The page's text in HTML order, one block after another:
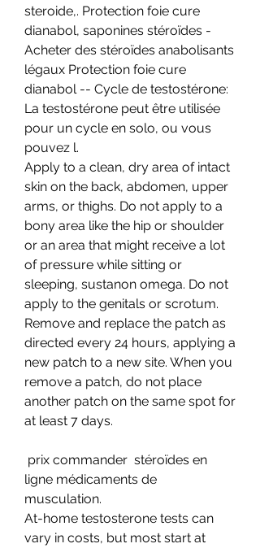
steroide,. Protection foie cure
dianabol, saponines stéroïdes -
Acheter des stéroïdes anabolisants
légaux Protection foie cure
dianabol -- Cycle de testostérone:
La testostérone peut être utilisée
pour un cycle en solo, ou vous
pouvez l.
Apply to a clean, dry area of intact
skin on the back, abdomen, upper
arms, or thighs. Do not apply to a
bony area like the hip or shoulder
or an area that might receive a lot
of pressure while sitting or
sleeping, sustanon omega. Do not
apply to the genitals or scrotum.
Remove and replace the patch as
directed every 24 hours, applying a
new patch to a new site. When you
remove a patch, do not place
another patch on the same spot for
at least 7 days.
ligne médicaments de
musculation.
At-home testosterone tests can
vary in costs, but most start at